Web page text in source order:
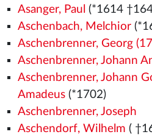
Asanger, Paul (*1614
Aschenbach, Melchior
Aschenbrenner, Georg
Aschenbrenner, Johann
Aschenbrenner, Johann
Amadeus(*1702)
Aschenbrenner, Joseph
Aschendorf, Wilhelm (